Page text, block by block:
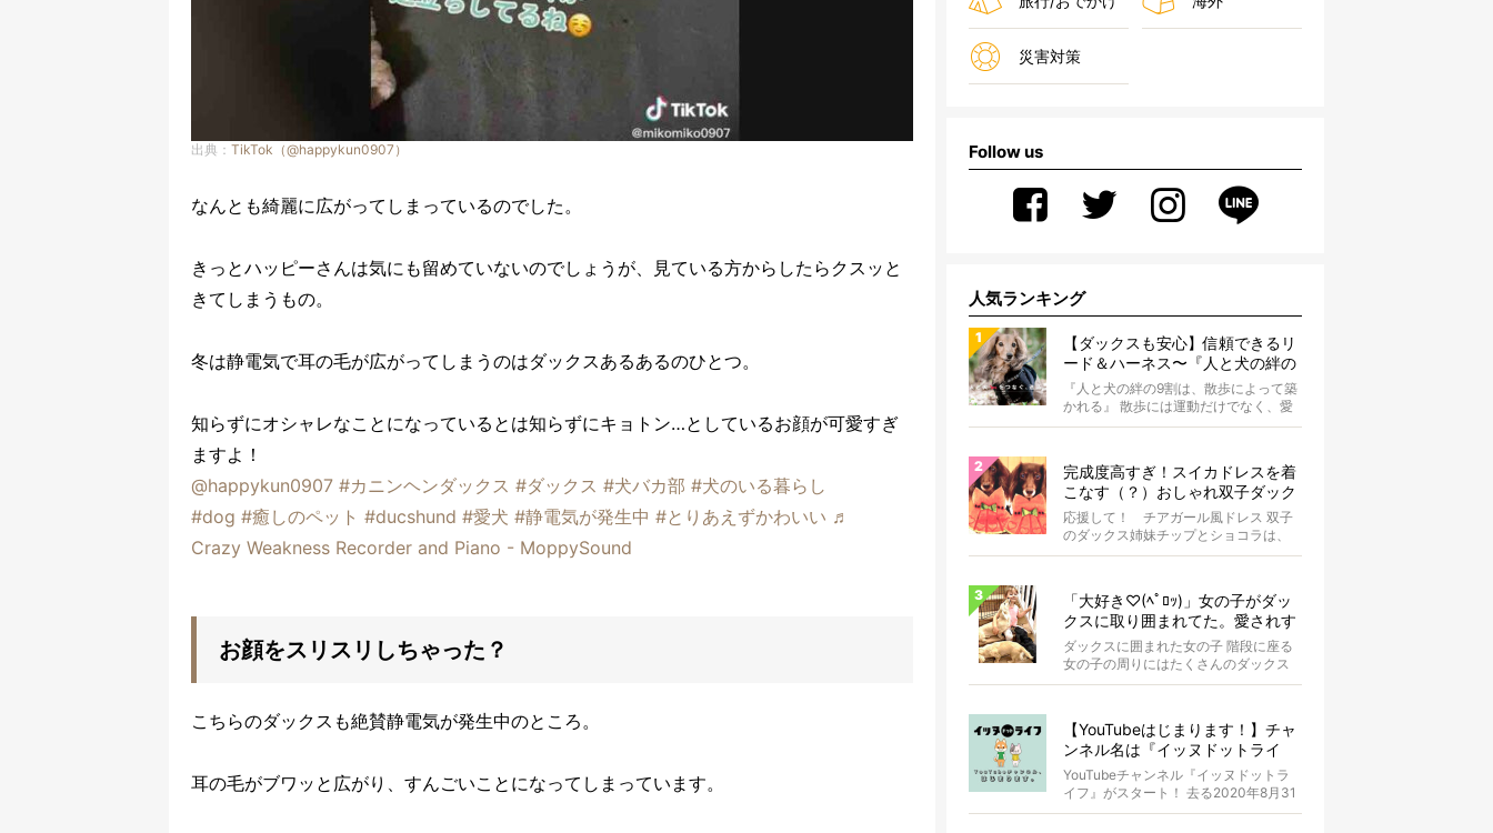
出典： TikTok（@happykun0907）
なんとも綺麗に広がってしまっているのでした。
きっとハッピーさんは気にも留めていないのでしょうが、見ている方からしたらクスッと
きてしまうもの。
冬は静電気で耳の毛が広がってしまうのはダックスあるあるのひとつ。
知らずにオシャレなことになっているとは知らずにキョトン…としているお顔が可愛すぎ
ますよ！
@happykun0907 #カニンヘンダックス #ダックス #犬バカ部 #犬のいる暮らし
#dog #癒しのペット #ducshund #愛犬 #静電気が発生中 #とりあえずかわいい ♬
Crazy Weakness Recorder and Piano - MoppySound
お顔をスリスリしちゃった？
こちらのダックスも絶賛静電気が発生中のところ。
耳の毛がブワッと広がり、すんごいことになってしまっています。
災害対策
Follow us
人気ランキング
【ダックスも安心】信頼できるリ
ード＆ハーネス〜『人と犬の絆の
9割は散歩によって築かれる』
WOLFGANG MAN＆BEAST〜
『人と犬の絆の9割は、散歩によって築
かれる』 散歩には運動だけでなく、愛
犬とオーナーの絆を深める重要な役割
完成度高すぎ！スイカドレスを着
こなす（？）おしゃれ双子ダック
スがもはやアイドル
応援して！ チアガール風ドレス 双子
のダックス姉妹チップとショコラは、
お揃いのスイカドレスを身にまとって
「大好き♡(ﾍﾟﾛｯ)」女の子がダッ
クスに取り囲まれてた。愛されす
ぎな光景が超絶羨ましい！【動
画】
ダックスに囲まれた女の子 階段に座る
女の子の周りにはたくさんのダックス
たちがいます。 女の子はダ...
【YouTubeはじまります！】チャ
ンネル名は『イッヌドットライ
フ』〜愛犬の動画も大募集！〜
YouTubeチャンネル『イッヌドットラ
イフ』がスタート！ 去る2020年8月31
日（月）。 私...